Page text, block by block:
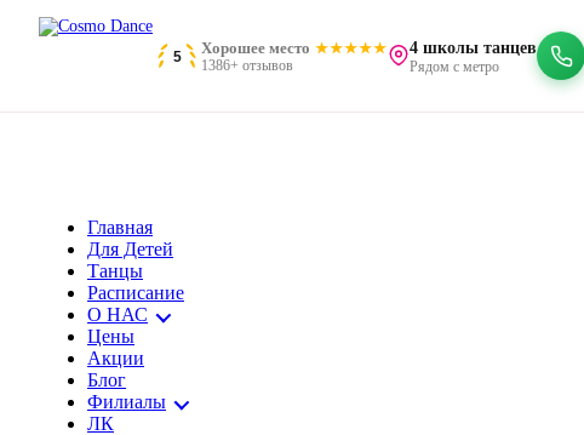
5
Хорошее место
1386+ отзывов
4 школы танцев
Рядом с метро
Главная
Для Детей
Танцы
Расписание
О НАС
Цены
Акции
Блог
Филиалы
ЛК